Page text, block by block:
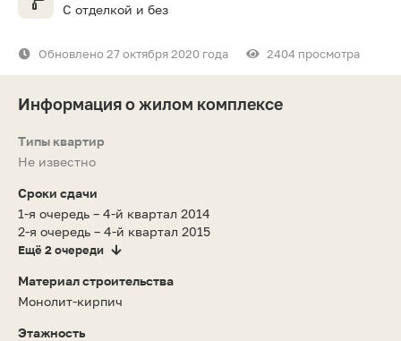
С отделкой и без
Обновлено 27 октября 2020 года 2404 просмотра
Информация о жилом комплексе
Типы квартир
Не известно
Сроки сдачи
1-я очередь – 4-й квартал 2014
2-я очередь – 4-й квартал 2015
Ещё 2 очереди
Материал строительства
Монолит-кирпич
Этажность